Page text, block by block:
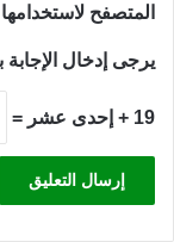
المتصفح
يرجى إدخال الإجابة
19 + إحدى عشر =